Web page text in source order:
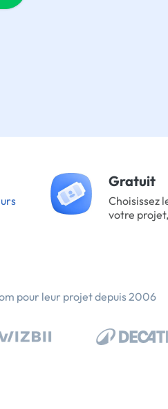
Gratuit
Choisissez
votre
pour leur projet depuis 2006